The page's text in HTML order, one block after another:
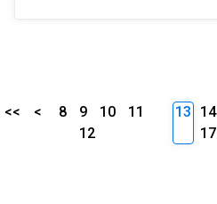
<< < 8 9 10
11
12
13 14
17